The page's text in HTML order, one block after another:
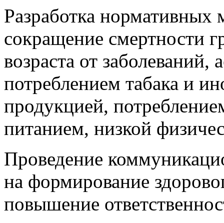
Разработка нормативных
сокращение смертности
возраста от заболеваний,
потреблением табака и
продукцией,
питанием, низкой
Проведение
на формирование
повышение